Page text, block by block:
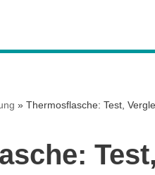
» Thermosflasche: Test,